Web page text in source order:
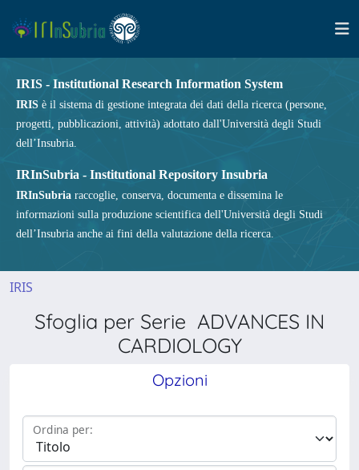
IRIS - Institutional Research Information System
IRIS è il sistema di gestione integrata dei dati della ricerca (persone,
progetti, pubblicazioni, attività) adottato dall'Università degli Studi
dell’Insubria.
IRInSubria - Institutional Repository Insubria
IRInSubria raccoglie, conserva, documenta e dissemina le
informazioni sulla produzione scientifica dell'Università degli Studi
dell’Insubria anche ai fini della valutazione della ricerca.
IRIS
Sfoglia per Serie ADVANCES IN
CARDIOLOGY
Opzioni
Ordina per: